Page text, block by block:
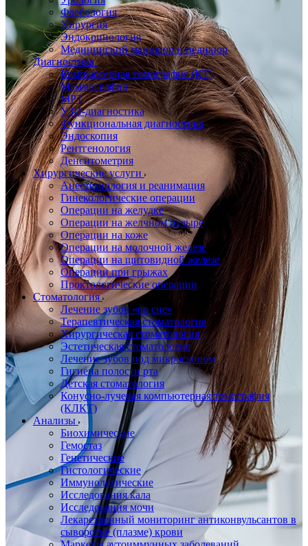
Флебология
Хирургия
Эндокринология
Медицинский маникюр и педикюр
Диагностика
Компьютерная томография (КТ)
Маммография
МРТ
УЗИ-диагностика
Функциональная диагностика
Эндоскопия
Рентгенология
Денситометрия
Хирургические услуги
Анестезиология и реанимация
Гинекологические операции
Операции на желудке
Операции на желчном пузыре
Операции на коже
Операции на молочной железе
Операции на щитовидной железе
Операции при грыжах
Проктологические операции
Стоматология
Лечение зубов «во сне»
Терапевтическая стоматология
Хирургическая стоматология
Эстетическая стоматология
Лечение зубов под микроскопом
Гигиена полости рта
Детская стоматология
Конусно-лучевая компьютерная томография
(КЛКТ)
Анализы
Биохимические
Гемостаз
Генетические
Гистологические
Иммунологические
Исследования кала
Исследования мочи
Лекарственный мониторинг антиконвульсантов в
сыворотке (плазме) крови